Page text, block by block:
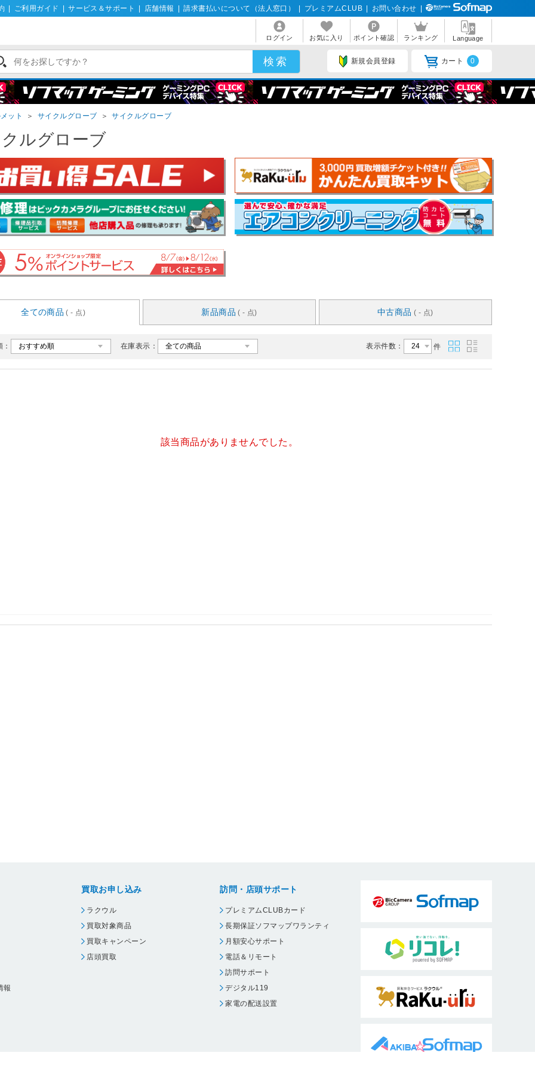
ご利用ガイド サービス＆サポート 店舗情報 請求書払いについて（法人窓口） プレミアムCLUB お問い合わせ
ログイン お気に入り ポイント確認 ランキング Language
新規会員登録 カート 0
ット ＞ サイクルグローブ ＞ サイクルグローブ
ルグローブ
全ての商品 ( - 点) 新品商品 ( - 点) 中古商品 ( - 点)
在庫表示： 表示件数： 件
該当商品がありませんでした。
報
買取お申し込み
ラクウル
買取対象商品
買取キャンペーン
店頭買取
訪問・店頭サポート
プレミアムCLUBカード
長期保証ソフマップワランティ
月額安心サポート
電話＆リモート
訪問サポート
デジタル119
家電の配送設置